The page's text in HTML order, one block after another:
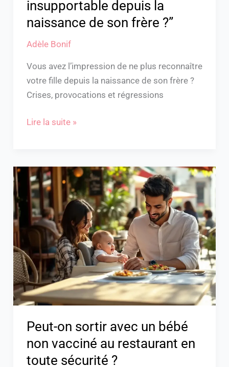
insupportable depuis la
naissance de son frère ?”
Adèle Bonif
Vous avez l’impression de ne plus reconnaître
votre fille depuis la naissance de son frère ?
Crises, provocations et régressions
Lire la suite »
Peut-on sortir avec un bébé
non vacciné au restaurant en
toute sécurité ?
Peut-
on
sortir
avec
non
vacciné
au
restaurant
toute
sécurité
?